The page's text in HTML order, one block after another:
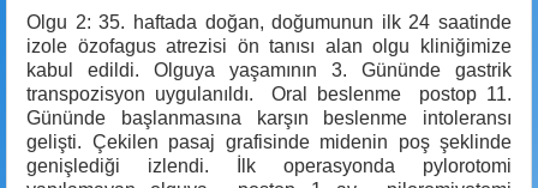
Olgu 2: 35. haftada doğan, doğumunun ilk 24 saatinde
izole özofagus atrezisi ön tanısı alan olgu kliniğimize
kabul edildi. Olguya yaşamının 3. Gününde gastrik
transpozisyon uygulanıldı. Oral beslenme postop 11.
Gününde başlanmasına karşın beslenme intoleransı
gelişti. Çekilen pasaj grafisinde midenin poş şeklinde
genişlediği izlendi. İlk operasyonda pylorotomi